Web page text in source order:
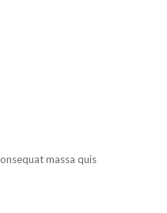
massa quis